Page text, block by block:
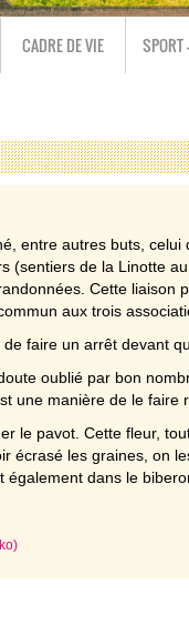
CADRE DE VIE SPORT
entre autres buts,
(sentiers de la Linotte
Cette liaison
aux trois
faire un arrêt devant
oublié par bon
une manière de le faire
le pavot. Cette fleur,
écrasé les graines, on
dans le
)